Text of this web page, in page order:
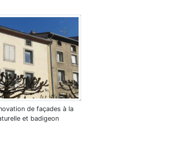
de façades à la
et badigeon